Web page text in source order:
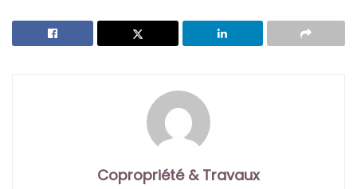
Copropriété & Travaux